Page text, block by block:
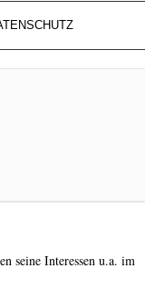
seine Interessen u.a. im